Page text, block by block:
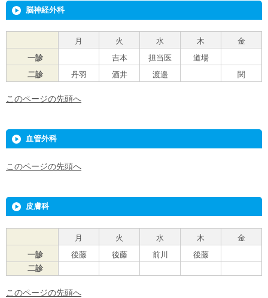
脳神経外科
月 火 水 木
金
一診
吉本 担当医
道場
二診
丹羽 酒井 渡邉 関
このページの先頭へ
血管外科
このページの先頭へ
皮膚科
月 火 水 木
金
一診
後藤 後藤 前川
後藤
二診
このページの先頭へ